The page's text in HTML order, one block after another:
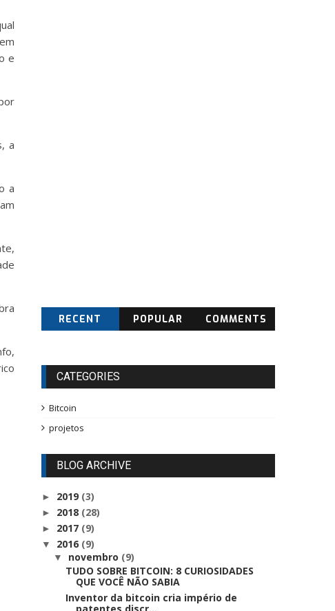
e
a
a
RECENT POPULAR COMMENTS
CATEGORIES
Bitcoin
projetos
BLOG ARCHIVE
► 2019 (3)
► 2018 (28)
► 2017 (9)
▼ 2016 (9)
▼ novembro (9)
TUDO SOBRE BITCOIN: 8 CURIOSIDADES
QUE VOCÊ NÃO SABIA
Inventor da bitcoin cria império de